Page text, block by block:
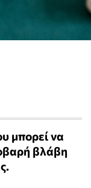
μπορεί να
βλάβη